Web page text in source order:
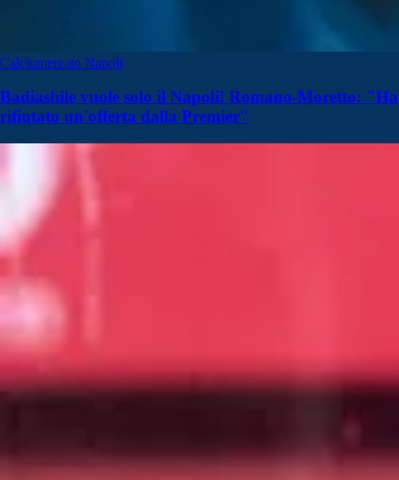
Calciomercato Napoli
Badiashile vuole solo il Napoli! Romano-Moretto: "Ha
rifiutato un'offerta dalla Premier"